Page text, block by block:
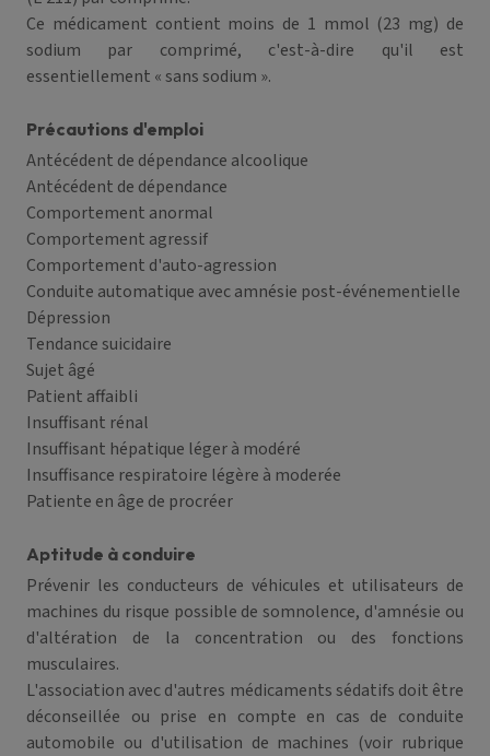
Ce médicament contient moins de 1 mmol (23 mg) de
sodium par comprimé, c'est-à-dire qu'il est
essentiellement « sans sodium ».
Précautions d'emploi
Antécédent de dépendance alcoolique
Antécédent de dépendance
Comportement anormal
Comportement agressif
Comportement d'auto-agression
Conduite automatique avec amnésie post-événementielle
Dépression
Tendance suicidaire
Sujet âgé
Patient affaibli
Insuffisant rénal
Insuffisant hépatique léger à modéré
Insuffisance respiratoire légère à moderée
Patiente en âge de procréer
Aptitude à conduire
Prévenir les conducteurs de véhicules et utilisateurs de
machines du risque possible de somnolence, d'amnésie ou
d'altération de la concentration ou des fonctions
musculaires.
L'association avec d'autres médicaments sédatifs doit être
déconseillée ou prise en compte en cas de conduite
automobile ou d'utilisation de machines (voir rubrique